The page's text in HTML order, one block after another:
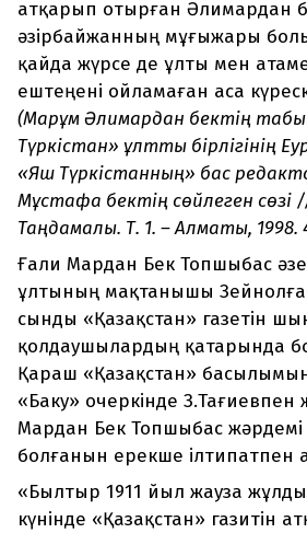
атқарып отырған Әлимардан
әзірбайжанның мұғыжары
қайда жүрсе де ұлты мен
ештеңені ойламаған аса
(Марқұм Әлимардан бектің
Түркістан» ұлттық бірлігінің
«Яш Түркістанның» бас
Мұстафа бектің сөйлеген сөзі
Таңдамалы. Т. 1. – Алматы, 1998.
Ғали Мардан Бек Топшыбас
ұлтының мақтанышы
сынды «Қазақстан» газетін
қолдаушылардың қатарында
Қараш «Қазақстан»
«Баку» очеркінде З.Тағиевпен
Мардан Бек Топшыбас жәрдемі
болғанын ерекше ілтипатпен
«Былтыр 1911 йыл жауза
күнінде «Қазақстан» газитін